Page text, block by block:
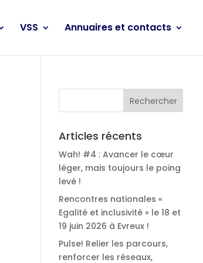
VSS Annuaires et contacts
Articles récents
Wah! #4 : Avancer le cœur
léger, mais toujours le poing
levé !
Rencontres nationales «
Egalité et inclusivité » le 18 et
19 juin 2026 à Evreux !
Pulse! Relier les parcours,
renforcer les réseaux,